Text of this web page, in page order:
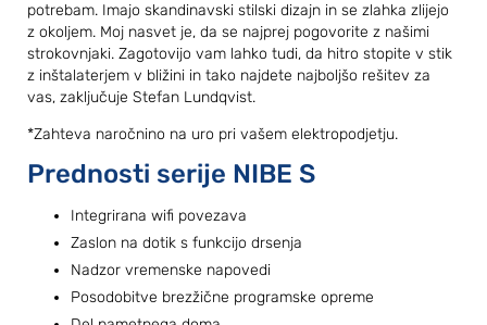
potrebam. Imajo skandinavski stilski dizajn in se zlahka zlijejo
z okoljem. Moj nasvet je, da se najprej pogovorite z našimi
strokovnjaki. Zagotovijo vam lahko tudi, da hitro stopite v stik
z inštalaterjem v bližini in tako najdete najboljšo rešitev za
vas, zaključuje Stefan Lundqvist.
*Zahteva naročnino na uro pri vašem elektropodjetju.
Prednosti serije NIBE S
Integrirana wifi povezava
Zaslon na dotik s funkcijo drsenja
Nadzor vremenske napovedi
Posodobitve brezžične programske opreme